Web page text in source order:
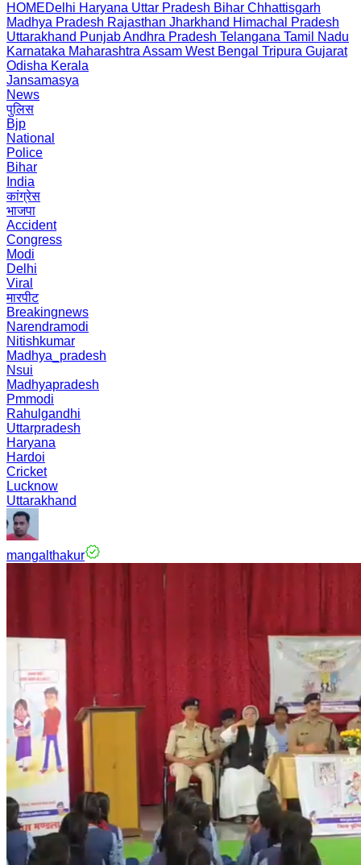
HOMEDelhi Haryana Uttar Pradesh Bihar Chhattisgarh
Madhya Pradesh Rajasthan Jharkhand Himachal Pradesh
Uttarakhand PunjabAndhra Pradesh Telangana Tamil Nadu
Karnataka Maharashtra Assam West Bengal Tripura Gujarat
Odisha Kerala
Jansamasya
News
पुलिस
Bjp
National
Police
Bihar
India
कांग्रेस
भाजपा
Accident
Congress
Modi
Delhi
Viral
मारपीट
Breakingnews
Narendramodi
Nitishkumar
Madhya_pradesh
Nsui
Madhyapradesh
Pmmodi
Rahulgandhi
Uttarpradesh
Haryana
Hardoi
Cricket
Lucknow
Uttarakhand
mangalthakur